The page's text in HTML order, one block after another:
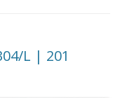
L | 201